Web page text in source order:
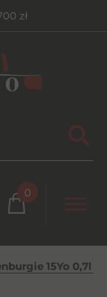
zł
0
15Yo 0,7l